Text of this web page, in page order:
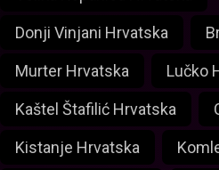
Donji Vinjani Hrvatska
Murter Hrvatska Lučko
Kaštel Štafilić Hrvatska
Kistanje Hrvatska